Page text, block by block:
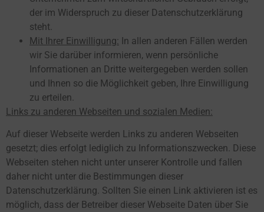
der im Widerspruch zu dieser Datenschutzerklärung
steht.
Mit Ihrer Einwilligung: In allen anderen Fällen werden
wir Sie darüber informieren, wenn persönliche
Informationen an Dritte weitergegeben werden sollen
und Ihnen so die Möglichkeit geben, Ihre Einwilligung
zu erteilen.
Links zu anderen Webseiten und sozialen Medien:
Auf dieser Webseite werden Links zu anderen Webseiten
gesetzt; dies erfolgt lediglich zu Informationszwecken. Diese
Webseiten stehen nicht unter unserer Kontrolle und fallen
daher nicht unter die Bestimmungen dieser
Datenschutzerklärung. Sollten Sie einen Link aktivieren ist es
möglich, dass der Betreiber dieser Webseite Daten über Sie